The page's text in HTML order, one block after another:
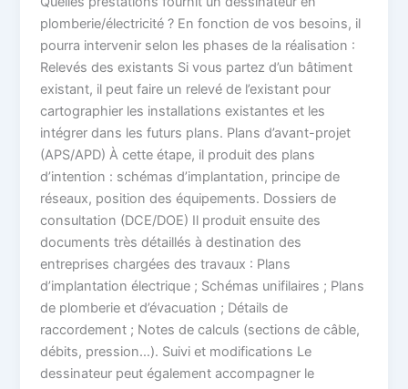
plomberie/électricité ? En fonction de vos besoins, il
pourra intervenir selon les phases de la réalisation :
Relevés des existants Si vous partez d’un bâtiment
existant, il peut faire un relevé de l’existant pour
cartographier les installations existantes et les
intégrer dans les futurs plans. Plans d’avant-projet
(APS/APD) À cette étape, il produit des plans
d’intention : schémas d’implantation, principe de
réseaux, position des équipements. Dossiers de
consultation (DCE/DOE) Il produit ensuite des
documents très détaillés à destination des
entreprises chargées des travaux : Plans
d’implantation électrique ; Schémas unifilaires ; Plans
de plomberie et d’évacuation ; Détails de
raccordement ; Notes de calculs (sections de câble,
débits, pression…). Suivi et modifications Le
dessinateur peut également accompagner le